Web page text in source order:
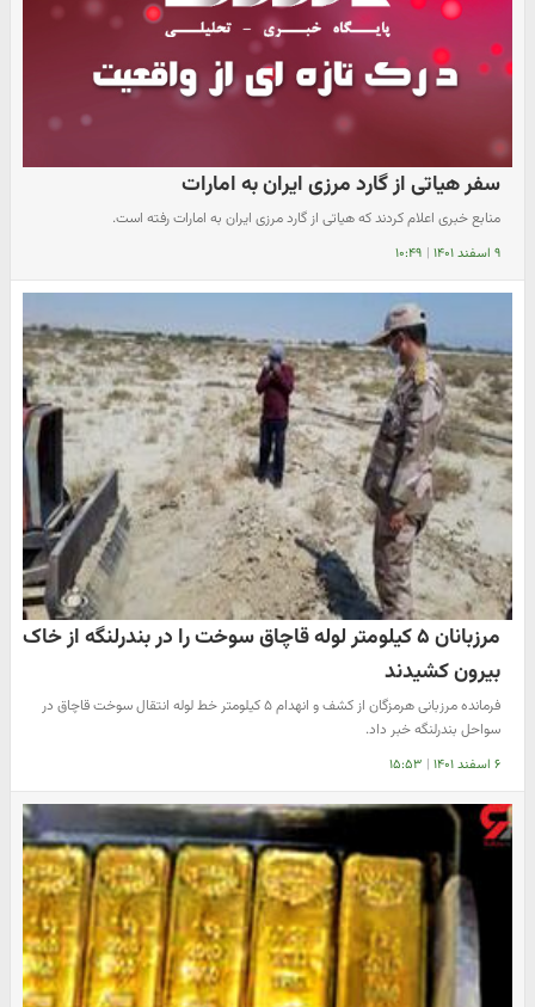
سفر هیاتی از گارد مرزی ایران به امارات
منابع خبری اعلام کردند که هیاتی از گارد مرزی ایران به امارات رفته است.
۹ اسفند ۱۴۰۱ | ۱۰:۴۹
مرزبانان ۵ کیلومتر لوله قاچاق سوخت را در بندرلنگه از خاک
بیرون کشیدند
فرمانده مرزبانی هرمزگان از کشف و انهدام ۵ کیلومتر خط لوله انتقال سوخت قاچاق در
سواحل بندرلنگه خبر داد.
۶ اسفند ۱۴۰۱ | ۱۵:۵۳